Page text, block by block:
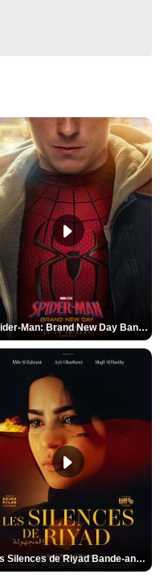
Spider-Man: Brand New Day Bande-annonce VO STFR
Les Silences de Riyad Bande-annonce VO STFR